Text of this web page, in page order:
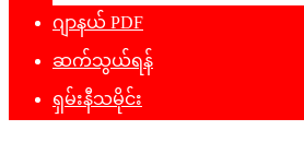
ဂျာနယ် PDF
ဆက်သွယ်ရန်
ရှမ်းနီသမိုင်း